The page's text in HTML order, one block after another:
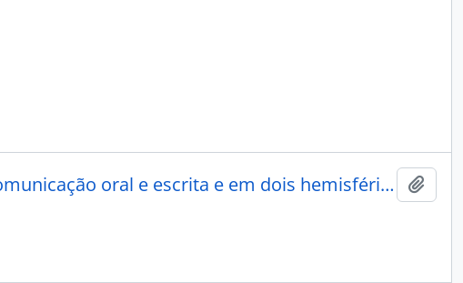
150% de desenvolvimento em duas culturas: em comunicação oral e escrita e em dois hemisférios do cérebro.